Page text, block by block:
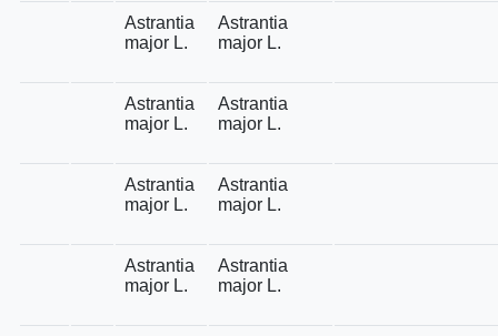
Astrantia
major L.
Astrantia
major L.
Astrantia
major L.
Astrantia
major L.
Astrantia
major L.
Astrantia
major L.
Astrantia
major L.
Astrantia
major L.